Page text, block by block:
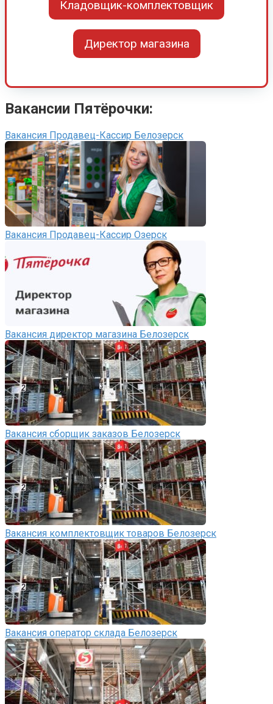
Кладовщик-комплектовщик
Директор магазина
Вакансии Пятёрочки:
Вакансия Продавец-Кассир Белозерск
Вакансия Продавец-Кассир Озерск
Вакансия директор магазина Белозерск
Вакансия сборщик заказов Белозерск
Вакансия комплектовщик товаров Белозерск
Вакансия оператор склада Белозерск